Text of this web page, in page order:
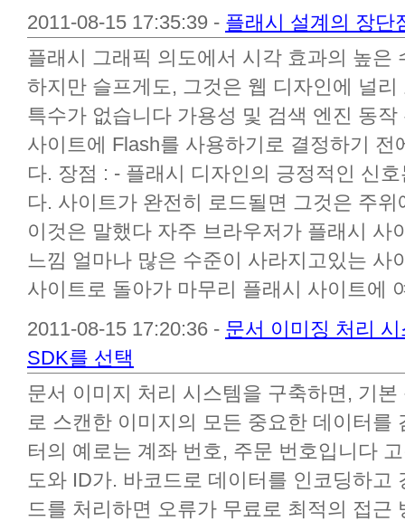
2011-08-15 17:35:39 - 플래시 설계의 장단
플래시 그래픽 의도에서 시각 효과의 높은
하지만 슬프게도, 그것은 웹 디자인에 널
특수가 없습니다 가용성 및 검색 엔진 동
사이트에 Flash를 사용하기로 결정하기
다. 장점 : - 플래시 디자인의 긍정적인 신
다. 사이트가 완전히 로드될면 그것은 주
이것은 말했다 자주 브라우저가 플래시 사
느낌 얼마나 많은 수준이 사라지고있는 사
사이트로 돌아가 마무리 플래시 사이트에
2011-08-15 17:20:36 - 문서 이미징 처리
SDK를 선택
문서 이미지 처리 시스템을 구축하면, 기
로 스캔한 이미지의 모든 중요한 데이터를
터의 예로는 계좌 번호, 주문 번호입니다
도와 ID가. 바코드로 데이터를 인코딩하고
드를 처리하면 오류가 무료로 최적의 접근